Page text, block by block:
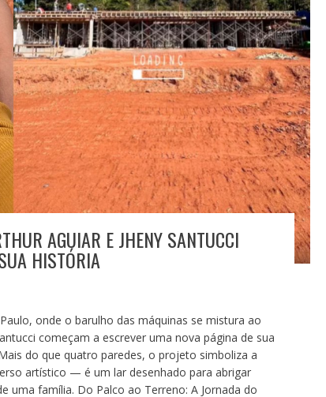
AGUIAR E JHENY SANTUCCI
HISTÓRIA
onde o barulho das máquinas se mistura ao
começam a escrever uma nova página de sua
do que quatro paredes, o projeto simboliza a
artístico — é um lar desenhado para abrigar
uma família. Do Palco ao Terreno: A Jornada do